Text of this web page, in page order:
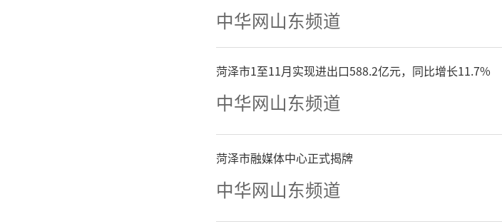
中华网山东频道
菏泽市1至11月实现进出口588.2亿元，同比增长11.7%
中华网山东频道
菏泽市融媒体中心正式揭牌
中华网山东频道